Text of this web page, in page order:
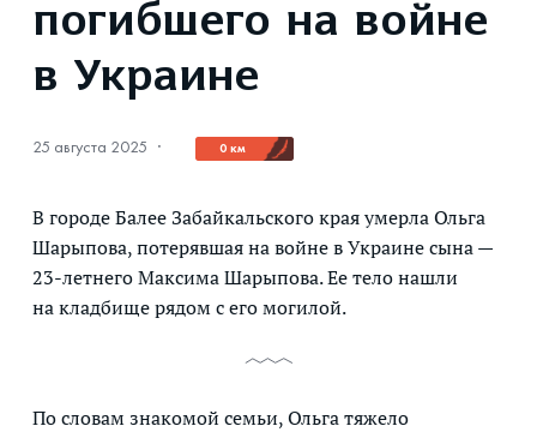
погибшего на войне
в Украине
25 августа 2025 · 0 км
В городе Балее Забайкальского края умерла Ольга
Шарыпова, потерявшая на войне в Украине сына —
23-летнего Максима Шарыпова. Ее тело нашли
на кладбище рядом с его могилой.
По словам знакомой семьи, Ольга тяжело